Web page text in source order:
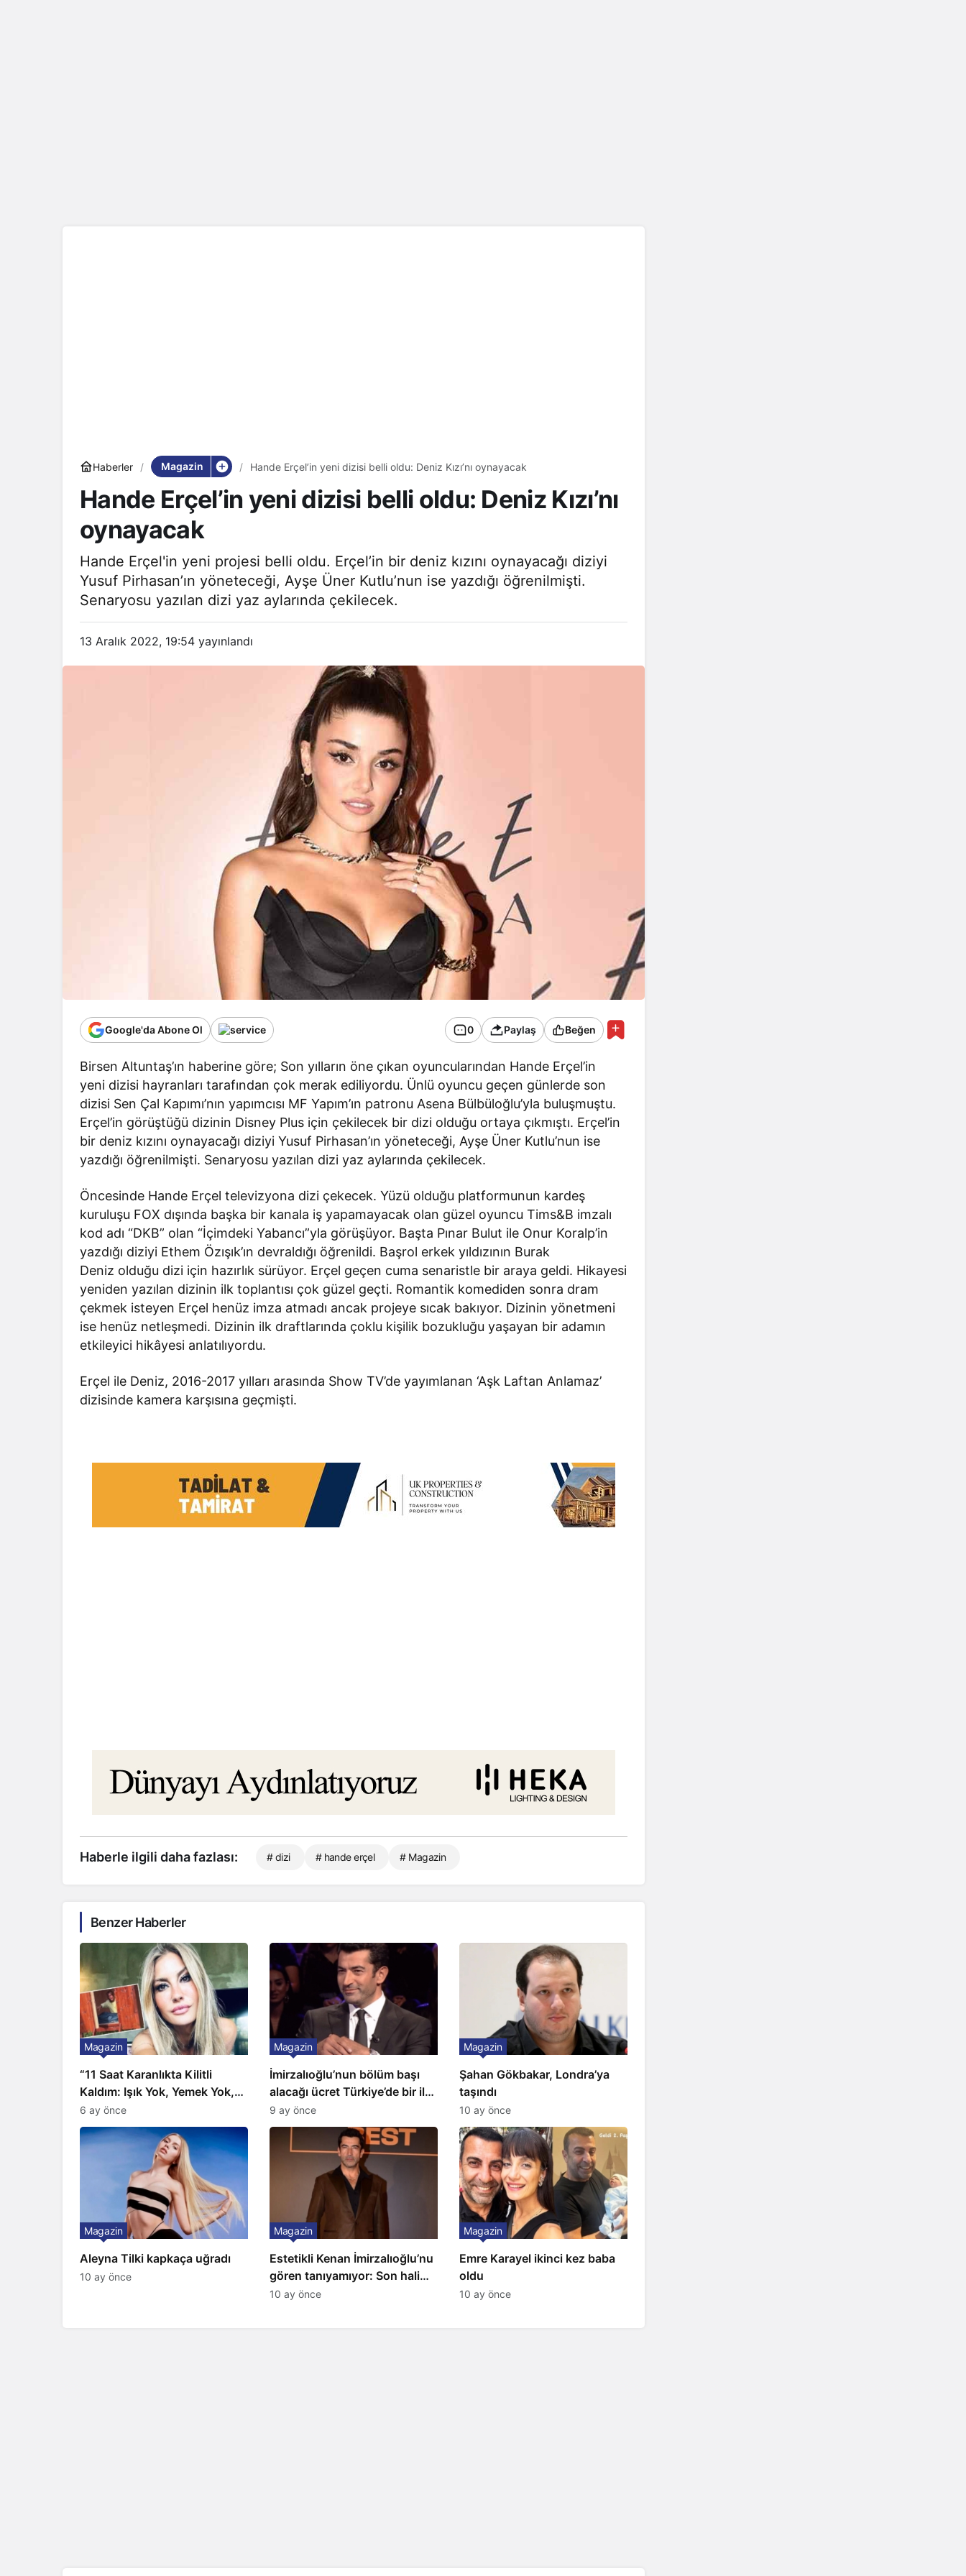
Haberler Magazin Hande Erçel’in yeni dizisi belli oldu: Deniz Kızı’nı oynayacak
Hande Erçel’in yeni dizisi belli oldu: Deniz Kızı’nı
oynayacak
Hande Erçel'in yeni projesi belli oldu. Erçel’in bir deniz kızını oynayacağı diziyi
Yusuf Pirhasan’ın yöneteceği, Ayşe Üner Kutlu’nun ise yazdığı öğrenilmişti.
Senaryosu yazılan dizi yaz aylarında çekilecek.
13 Aralık 2022, 19:54 yayınlandı
Google'da Abone Ol 0 Paylaş Beğen
Birsen Altuntaş’ın haberine göre; Son yılların öne çıkan oyuncularından Hande Erçel’in
yeni dizisi hayranları tarafından çok merak ediliyordu. Ünlü oyuncu geçen günlerde son
dizisi Sen Çal Kapımı’nın yapımcısı MF Yapım’ın patronu Asena Bülbüloğlu’yla buluşmuştu.
Erçel’in görüştüğü dizinin Disney Plus için çekilecek bir dizi olduğu ortaya çıkmıştı. Erçel’in
bir deniz kızını oynayacağı diziyi Yusuf Pirhasan’ın yöneteceği, Ayşe Üner Kutlu’nun ise
yazdığı öğrenilmişti. Senaryosu yazılan dizi yaz aylarında çekilecek.
Öncesinde Hande Erçel televizyona dizi çekecek. Yüzü olduğu platformunun kardeş
kuruluşu FOX dışında başka bir kanala iş yapamayacak olan güzel oyuncu Tims&B imzalı
kod adı “DKB” olan “İçimdeki Yabancı”yla görüşüyor. Başta Pınar Bulut ile Onur Koralp’in
yazdığı diziyi Ethem Özışık’ın devraldığı öğrenildi. Başrol erkek yıldızının Burak
Deniz olduğu dizi için hazırlık sürüyor. Erçel geçen cuma senaristle bir araya geldi. Hikayesi
yeniden yazılan dizinin ilk toplantısı çok güzel geçti. Romantik komediden sonra dram
çekmek isteyen Erçel henüz imza atmadı ancak projeye sıcak bakıyor. Dizinin yönetmeni
ise henüz netleşmedi. Dizinin ilk draftlarında çoklu kişilik bozukluğu yaşayan bir adamın
etkileyici hikâyesi anlatılıyordu.
Erçel ile Deniz, 2016-2017 yılları arasında Show TV’de yayımlanan ‘Aşk Laftan Anlamaz’
dizisinde kamera karşısına geçmişti.
Haberle ilgili daha fazlası: # dizi # hande erçel # Magazin
Benzer Haberler
“11 Saat Karanlıkta Kilitli
Kaldım: Işık Yok, Yemek Yok,
Tuvalet Yok!” Çağla Şikel’den
Şok İtiraf
Magazin
6 ay önce
İmirzalıoğlu’nun bölüm başı
alacağı ücret Türkiye’de bir ilk:
Gözünü 2 ilçeye dikti!
Magazin
9 ay önce
Şahan Gökbakar, Londra’ya
taşındı
Magazin
10 ay önce
Aleyna Tilki kapkaça uğradı
Magazin
10 ay önce
Estetikli Kenan İmirzalıoğlu’nu
gören tanıyamıyor: Son hali
şaşırttı
Magazin
10 ay önce
Emre Karayel ikinci kez baba
oldu
Magazin
10 ay önce